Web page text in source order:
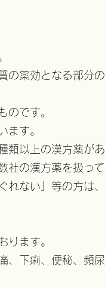
薬効となる部分の
のです。
ます。
以上の漢方薬があ
の漢方薬を扱って
れない」等の方は、
ります。
下痢、便秘、頻